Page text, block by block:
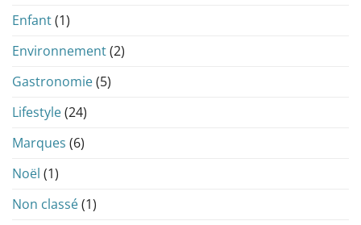
Enfant(1)
Environnement(2)
Gastronomie(5)
Lifestyle(24)
Marques (6)
Noël (1)
Non classé(1)